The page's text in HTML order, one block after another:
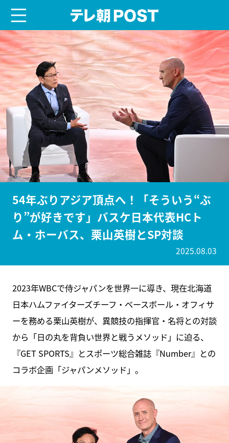
54年ぶりアジア頂点へ！「そういう“ぶ
り”が好きです」バスケ日本代表HCト
ム・ホーバス、栗山英樹とSP対談
2025.08.03
2023年WBCで侍ジャパンを世界一に導き、現在北海道
日本ハムファイターズチーフ・ベースボール・オフィサ
ーを務める栗山英樹が、異競技の指揮官・名将との対談
から「日の丸を背負い世界と戦うメソッド」に迫る、
『GET SPORTS』とスポーツ総合雑誌『Number』との
コラボ企画「ジャパンメソッド」。